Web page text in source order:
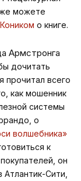
можете
о книге.
Армстронга
дочитать
прочитал всего
как мошенник
системы
о
волшебника»
к
он
Сити,